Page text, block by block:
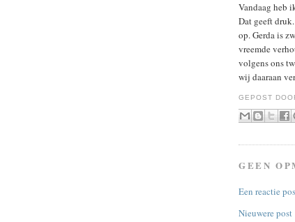
Vandaag heb
Dat geeft
op. Gerda is
vreemde
volgens ons
wij daaraan
GEPOST
GEEN
Een reactie
Nieuwere post